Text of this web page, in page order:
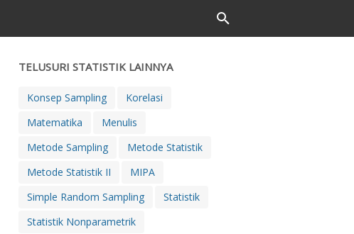
TELUSURI STATISTIK LAINNYA
Konsep Sampling
Korelasi
Matematika
Menulis
Metode Sampling
Metode Statistik
Metode Statistik II
MIPA
Simple Random Sampling
Statistik
Statistik Nonparametrik